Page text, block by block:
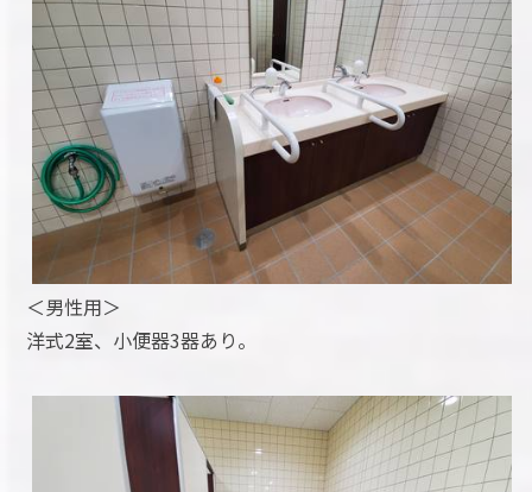
＜男性用＞
洋式2室、小便器3器あり。